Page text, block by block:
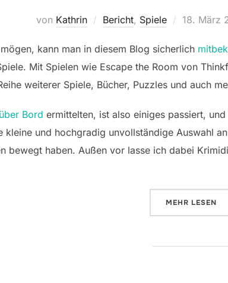
von Kathrin Bericht, Spiele 18. März
mögen, kann man in diesem Blog sicherlich
Mit Spielen wie Escape the Room von
weiterer Spiele, Bücher, Puzzles und auch
Bord ermittelten, ist also einiges passiert,
kleine und hochgradig unvollständige Auswahl
bewegt haben. Außen vor lasse ich dabei
MEHR ÜBER
LESEN